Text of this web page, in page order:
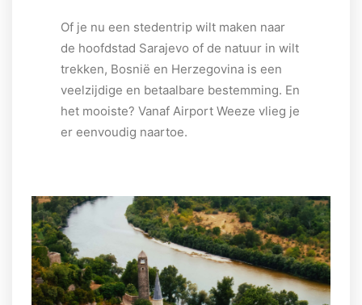
Of je nu een stedentrip wilt maken naar
de hoofdstad Sarajevo of de natuur in wilt
trekken, Bosnië en Herzegovina is een
veelzijdige en betaalbare bestemming. En
het mooiste? Vanaf Airport Weeze vlieg je
er eenvoudig naartoe.